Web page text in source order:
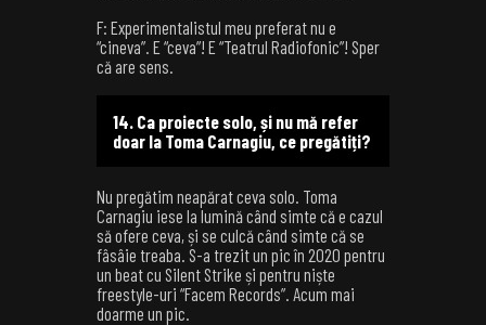
F: Experimentalistul meu preferat nu e
“cineva”. E “ceva”! E “Teatrul Radiofonic”! Sper
că are sens.
14. Ca proiecte solo, și nu mă refer
doar la Toma Carnagiu, ce pregătiți?
Nu pregătim neapărat ceva solo. Toma
Carnagiu iese la lumină când simte că e cazul
să ofere ceva, și se culcă când simte că se
fâsâie treaba. S-a trezit un pic în 2020 pentru
un beat cu Silent Strike și pentru niște
freestyle-uri “Facem Records”. Acum mai
doarme un pic.